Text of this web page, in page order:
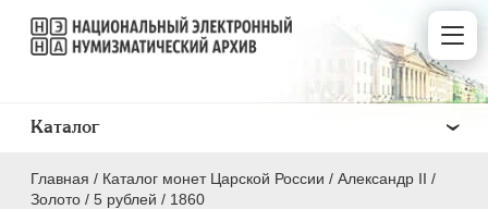
Главная / Каталог монет Царской России / Александр II /
Золото / 5 рублей / 1860
Каталог